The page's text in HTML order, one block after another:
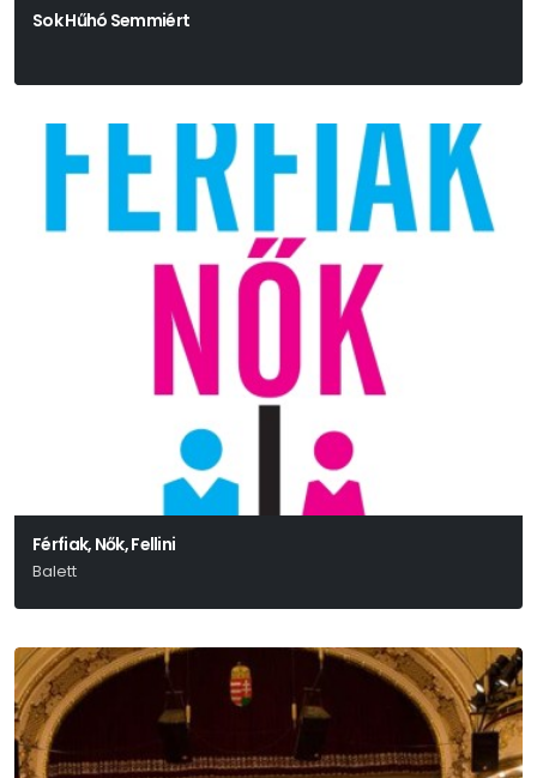
Sok Hűhó Semmiért
Férfiak, Nők, Fellini
Balett